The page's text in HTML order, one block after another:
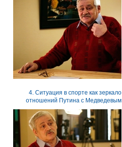
4. Ситуация в спорте как зеркало
отношений Путина с Медведевым